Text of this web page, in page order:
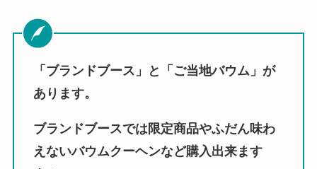
「ブランドブース」と「ご当地バウム」が
あります。
ブランドブースでは限定商品やふだん味わ
えないバウムクーヘンなど購入出来ます